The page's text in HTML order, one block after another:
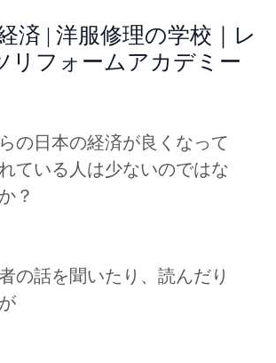
済 | 洋服修理の学校｜レ
リフォームアカデミー
の日本の経済が良くなって
ている人は少ないのではな
？
の話を聞いたり、読んだり